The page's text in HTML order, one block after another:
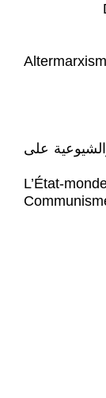
والشيوعية على
L’État-